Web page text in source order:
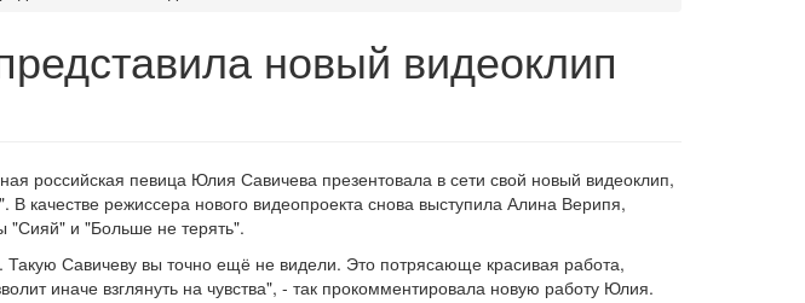
новый видеоклип
российская певица Юлия Савичева презентовала в сети свой новый видеоклип,
качестве режиссера нового видеопроекта снова выступила Алина Верипя,
"Сияй" и "Больше не терять".
Такую Савичеву вы точно ещё не видели. Это потрясающе красивая работа,
иначе взглянуть на чувства", - так прокомментировала новую работу Юлия.